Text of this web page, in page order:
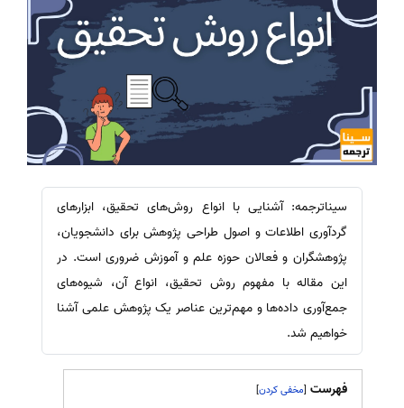
سیناترجمه: آشنایی با انواع روش‌های تحقیق، ابزارهای
گردآوری اطلاعات و اصول طراحی پژوهش برای دانشجویان،
پژوهشگران و فعالان حوزه علم و آموزش ضروری است. در
این مقاله با مفهوم روش تحقیق، انواع آن، شیوه‌های
جمع‌آوری داده‌ها و مهم‌ترین عناصر یک پژوهش علمی آشنا
خواهیم شد.
فهرست [
]